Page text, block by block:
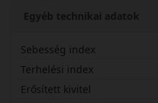
Egyéb technikai adatok
Sebesség index
Terhelési index
Erősített kivitel